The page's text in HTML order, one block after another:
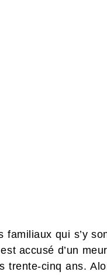
qui s’y
accusé d’un
cinq ans.